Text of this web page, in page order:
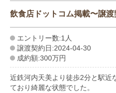
飲食店ドットコム掲載〜譲渡
エントリー数:1人
譲渡契約日:2024-04-30
成約額:300万円
近鉄河内天美より徒歩2分と駅近
ており綺麗な状態でした。